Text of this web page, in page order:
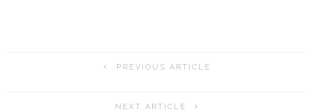
PREVIOUS ARTICLE
NEXT ARTICLE